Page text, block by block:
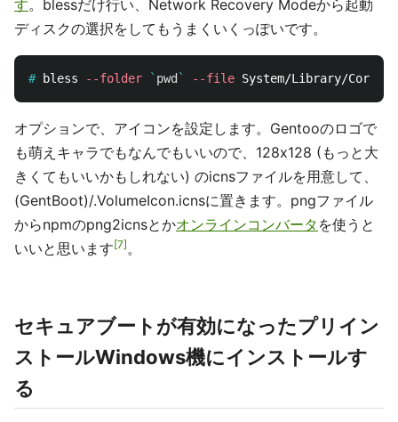
す。blessだけ行い、Network Recovery Modeから起動
ディスクの選択をしてもうまくいくっぽいです。
# bless --folder ` pwd ` --file System/Library/
オプションで、アイコンを設定します。Gentooのロゴで
も萌えキャラでもなんでもいいので、128x128 (もっと大
きくてもいいかもしれない) のicnsファイルを用意して、
(GentBoot)/.VolumeIcon.icnsに置きます。pngファイル
からnpmのpng2icnsとかオンラインコンバータ を使うと
いいと思います 7 。
セキュアブートが有効になったプリイン
ストールWindows機にインストールす
る